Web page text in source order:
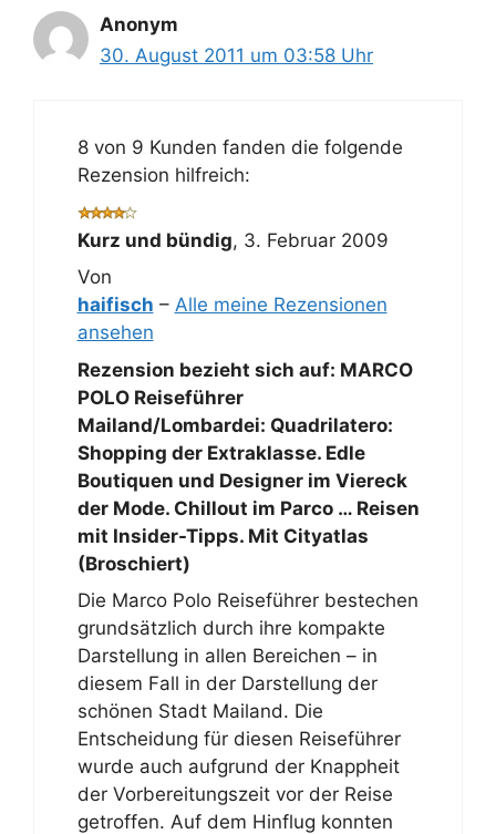
Anonym
30. August 2011 um 03:58 Uhr
8 von 9 Kunden fanden die folgende
Rezension hilfreich:
Kurz und bündig, 3. Februar 2009
Von
haifisch – Alle meine Rezensionen
ansehen
Rezension bezieht sich auf: MARCO
POLO Reiseführer
Mailand/Lombardei: Quadrilatero:
Shopping der Extraklasse. Edle
Boutiquen und Designer im Viereck
der Mode. Chillout im Parco … Reisen
mit Insider-Tipps. Mit Cityatlas
(Broschiert)
Die Marco Polo Reiseführer bestechen
grundsätzlich durch ihre kompakte
Darstellung in allen Bereichen – in
diesem Fall in der Darstellung der
schönen Stadt Mailand. Die
Entscheidung für diesen Reiseführer
wurde auch aufgrund der Knappheit
der Vorbereitungszeit vor der Reise
getroffen. Auf dem Hinflug konnten